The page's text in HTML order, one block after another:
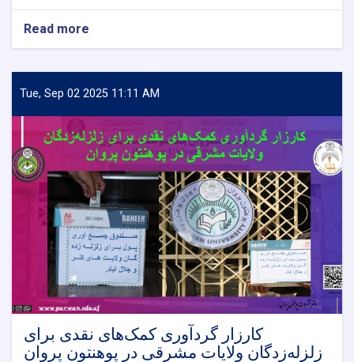
Read more
پایان
سیرت‌النبی
صلی‌الله‌علیه‌وسلم
اداری
پوهنتون
پروان
Tue, Sep 02 2025 11:11 AM
کارزار گردآوری کمک‌های نقدی برای
زلزله‌زدگان ولایات مشرقی در پوهنتون پروان